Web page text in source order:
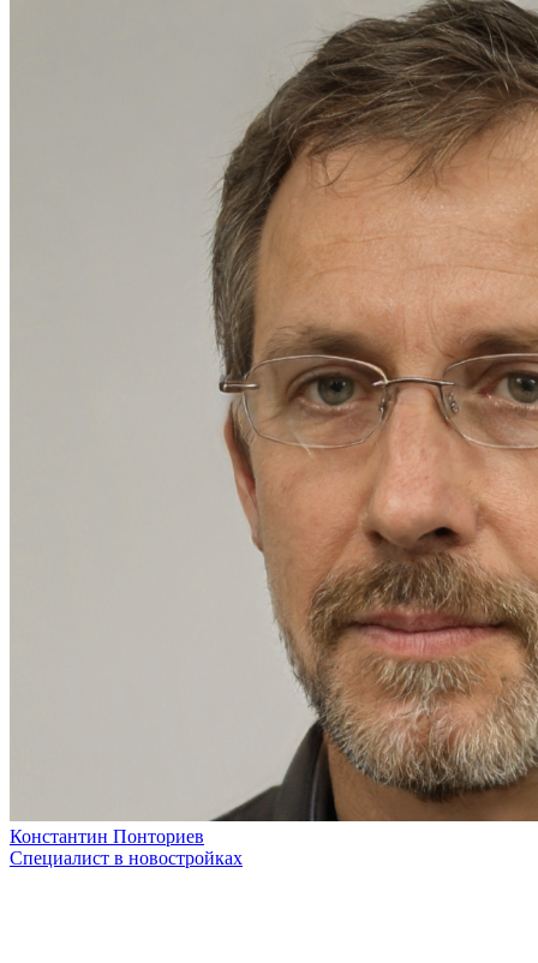
Константин Понториев
Специалист в новостройках